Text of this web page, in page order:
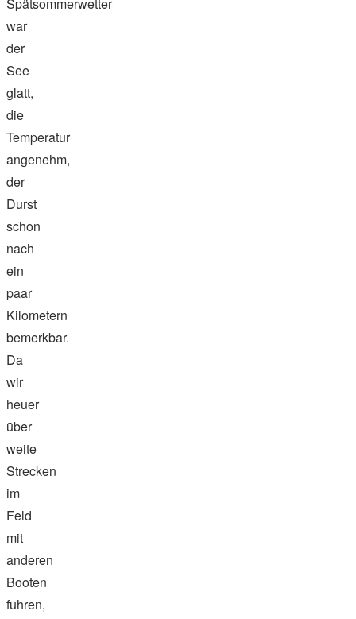
Spätsommerwetter
war
der
See
glatt,
die
Temperatur
angenehm,
der
Durst
schon
nach
ein
paar
Kilometern
bemerkbar.
Da
wir
heuer
über
weite
Strecken
im
Feld
mit
anderen
Booten
fuhren,